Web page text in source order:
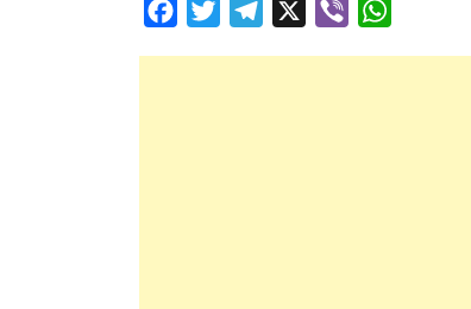
FacebookTwitterTelegram Viber